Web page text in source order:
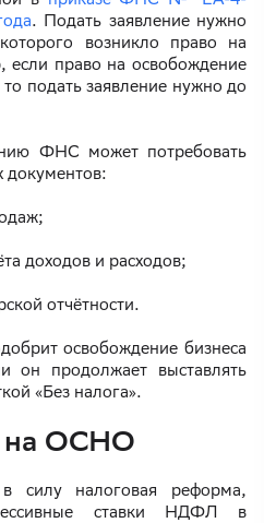
. Подать заявление нужно
возникло право на
право на освобождение
подать заявление нужно до
ФНС может потребовать
документов:
доходов и расходов;
отчётности.
освобождение бизнеса
он продолжает выставлять
«Без налога».
ОСНО
силу налоговая реформа,
ставки НДФЛ в